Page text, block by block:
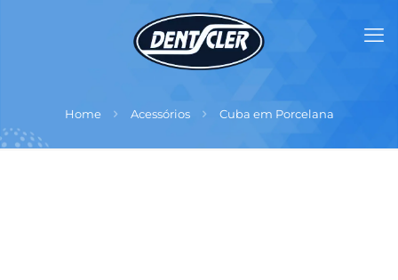
Home Acessórios Cuba em Porcelana